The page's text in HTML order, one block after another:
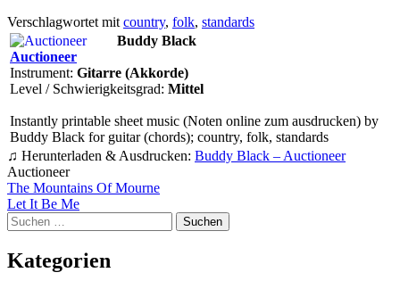
Verschlagwortet mit country, folk, standards
Buddy Black
Auctioneer
Instrument: Gitarre (Akkorde)
Level / Schwierigkeitsgrad: Mittel
Instantly printable sheet music (Noten online zum ausdrucken) by
Buddy Black for guitar (chords); country, folk, standards
♫ Herunterladen & Ausdrucken: Buddy Black – Auctioneer
Auctioneer
Beitragsnavigation
The Mountains Of Mourne
Let It Be Me
Suchen
nach:
Kategorien